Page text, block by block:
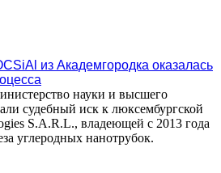
из Академгородка оказалась
науки и высшего
судебный иск к люксембургской
S.A.R.L., владеющей с 2013 года
углеродных нанотрубок.